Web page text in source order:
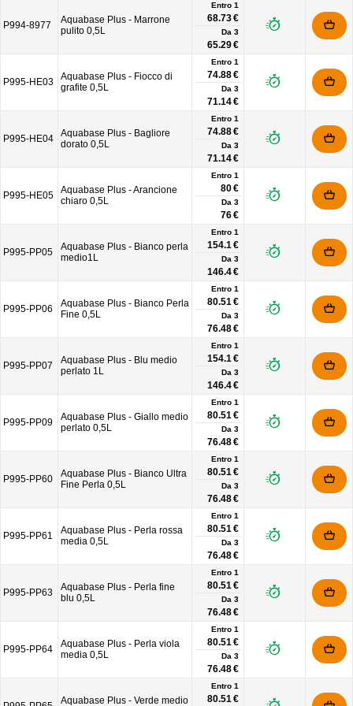
P994-8977
Aquabase Plus - Marrone
pulito 0,5L
Entro 1
68.73 €
Da 3
65.29 €
P995-HE03
Aquabase Plus - Fiocco di
grafite 0,5L
Entro 1
74.88 €
Da 3
71.14 €
P995-HE04
Aquabase Plus - Bagliore
dorato 0,5L
Entro 1
74.88 €
Da 3
71.14 €
P995-HE05
Aquabase Plus - Arancione
chiaro 0,5L
Entro 1
80 €
Da 3
76 €
P995-PP05
Aquabase Plus - Bianco perla
medio1L
Entro 1
154.1 €
Da 3
146.4 €
P995-PP06
Aquabase Plus - Bianco Perla
Fine 0,5L
Entro 1
80.51 €
Da 3
76.48 €
P995-PP07
Aquabase Plus - Blu medio
perlato 1L
Entro 1
154.1 €
Da 3
146.4 €
P995-PP09
Aquabase Plus - Giallo medio
perlato 0,5L
Entro 1
80.51 €
Da 3
76.48 €
P995-PP60
Aquabase Plus - Bianco Ultra
Fine Perla 0,5L
Entro 1
80.51 €
Da 3
76.48 €
P995-PP61
Aquabase Plus - Perla rossa
media 0,5L
Entro 1
80.51 €
Da 3
76.48 €
P995-PP63
Aquabase Plus - Perla fine
blu 0,5L
Entro 1
80.51 €
Da 3
76.48 €
P995-PP64
Aquabase Plus - Perla viola
media 0,5L
Entro 1
80.51 €
Da 3
76.48 €
Aquabase Plus - Verde medio
Entro 1
80.51 €